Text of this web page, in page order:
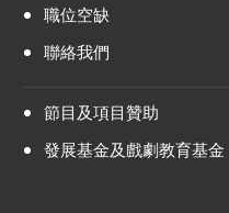
職位空缺
聯絡我們
節目及項目贊助
發展基金及戲劇教育基金